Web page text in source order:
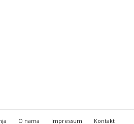
O nama Impressum Kontakt